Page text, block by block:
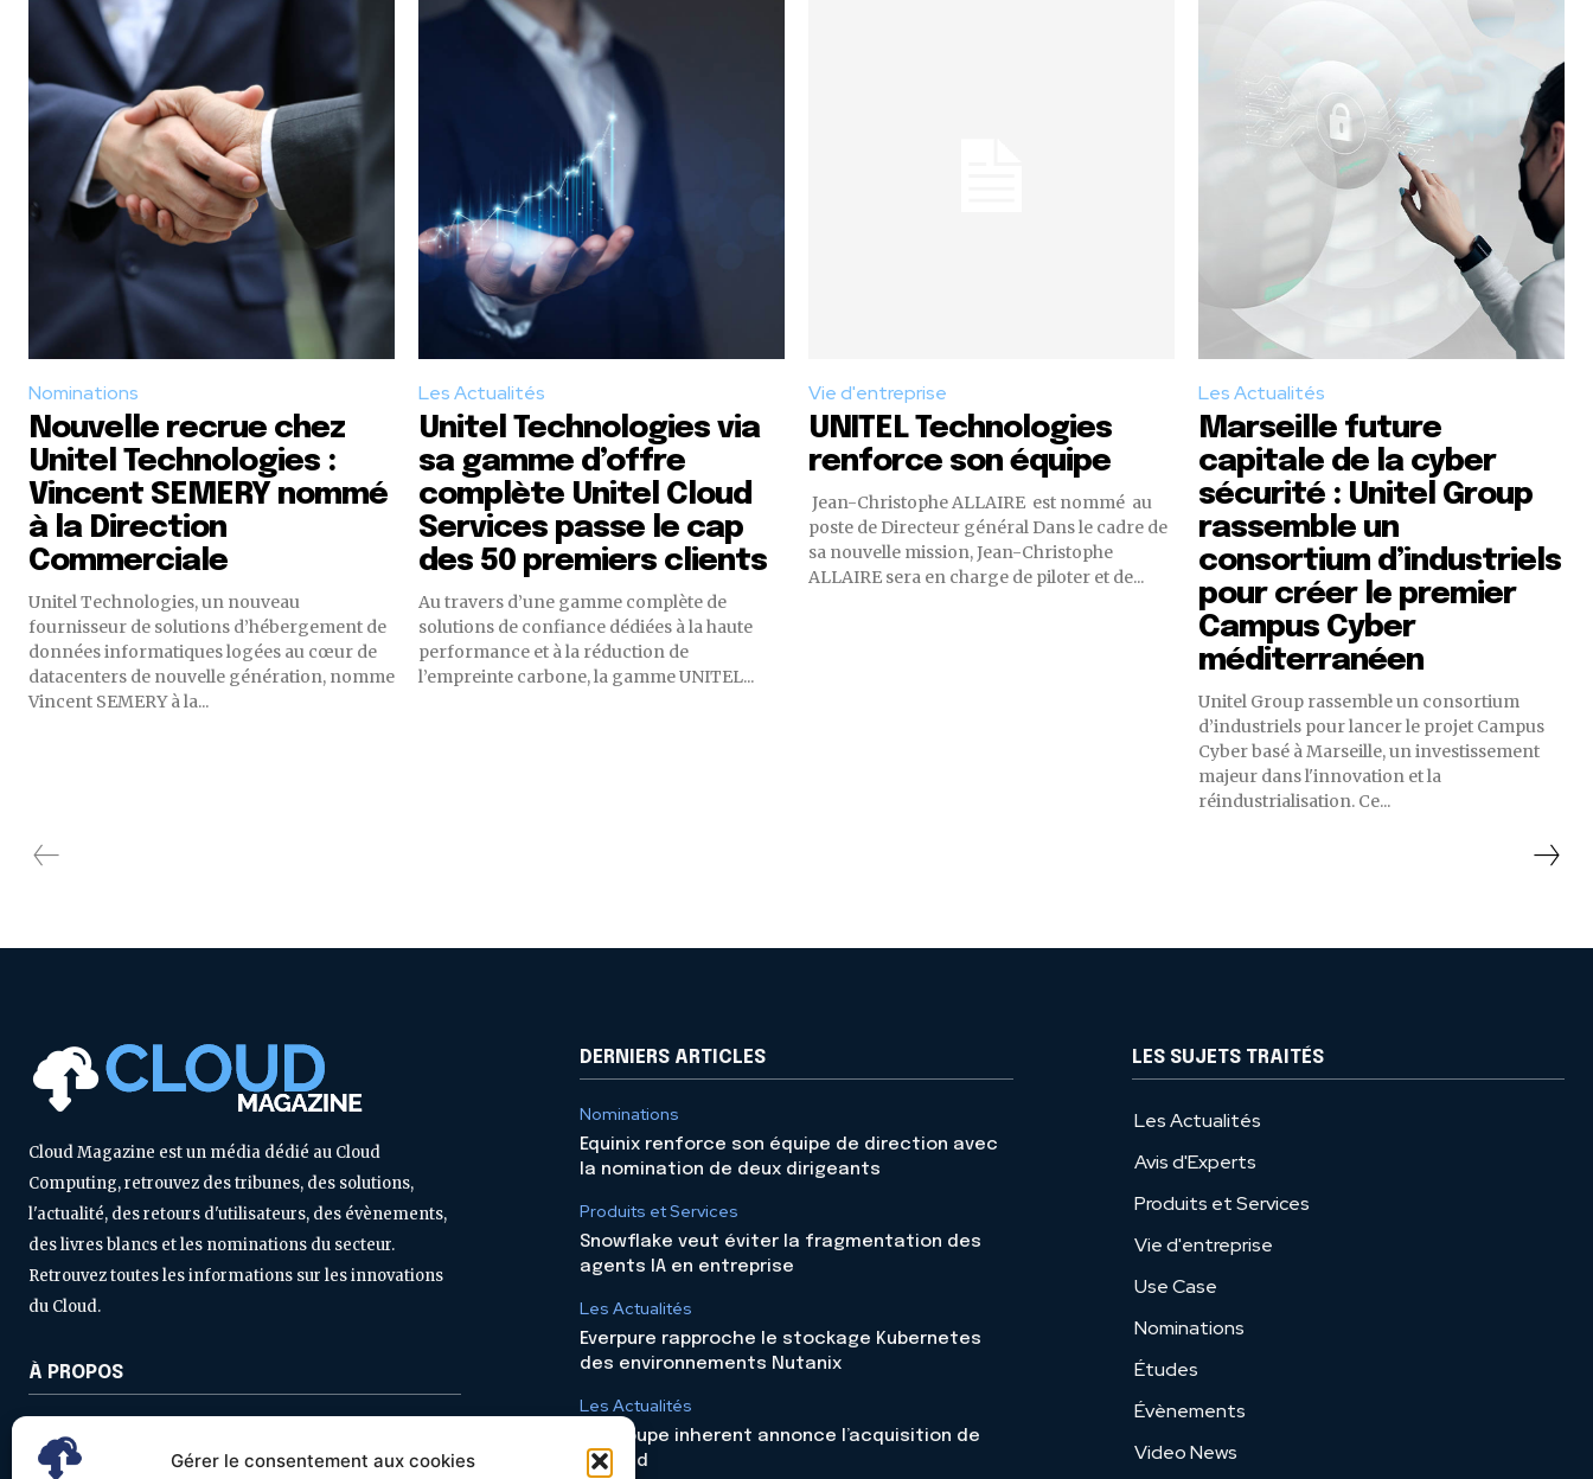
Gérer le consentement aux cookies
Nominations
Nouvelle recrue chez
Unitel Technologies :
Vincent SEMERY nommé
à la Direction
Commerciale
Unitel Technologies, un nouveau
fournisseur de solutions d’hébergement de
données informatiques logées au cœur de
datacenters de nouvelle génération, nomme
Vincent SEMERY à la...
Les Actualités
Unitel Technologies via
sa gamme d’offre
complète Unitel Cloud
Services passe le cap
des 50 premiers clients
Au travers d’une gamme complète de
solutions de confiance dédiées à la haute
performance et à la réduction de
l’empreinte carbone, la gamme UNITEL...
Vie d'entreprise
UNITEL Technologies
renforce son équipe
Jean-Christophe ALLAIRE est nommé au
poste de Directeur général Dans le cadre de
sa nouvelle mission, Jean-Christophe
ALLAIRE sera en charge de piloter et de...
Les Actualités
Marseille future
capitale de la cyber
sécurité : Unitel Group
rassemble un
consortium d’industriels
pour créer le premier
Campus Cyber
méditerranéen
Unitel Group rassemble un consortium
d’industriels pour lancer le projet Campus
Cyber basé à Marseille, un investissement
majeur dans l'innovation et la
réindustrialisation. Ce...
Cloud Magazine est un média dédié au Cloud
Computing, retrouvez des tribunes, des solutions,
l'actualité, des retours d'utilisateurs, des évènements,
des livres blancs et les nominations du secteur.
Retrouvez toutes les informations sur les innovations
du Cloud.
À PROPOS
Politique de confidentialité
DERNIERS ARTICLES
Nominations
Equinix renforce son équipe de direction avec
la nomination de deux dirigeants
Produits et Services
Snowflake veut éviter la fragmentation des
agents IA en entreprise
Les Actualités
Everpure rapproche le stockage Kubernetes
des environnements Nutanix
Les Actualités
Le groupe inherent annonce l’acquisition de
Skyloud
LES SUJETS TRAITÉS
Les Actualités
Avis d'Experts
Produits et Services
Vie d'entreprise
Use Case
Nominations
Études
Évènements
Video News